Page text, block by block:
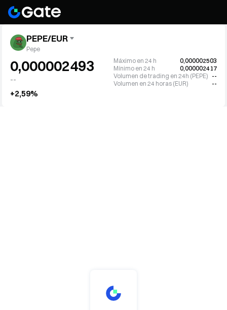
PEPE/EUR
Pepe
0,000002493
--
+2,59%
Máximo en 24 h
0,000002503
Mínimo en 24 h
0,000002417
Volumen de trading en 24h (PEPE) --
Volumen en 24 horas (EUR)
--